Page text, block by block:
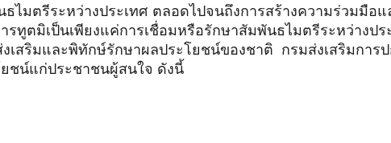
มตรีระหว่างประเทศ ตลอดไปจนถึงการสร้างความร่วมมือ
ทูตมิเป็นเพียงแค่การเชื่อมหรือรักษาสัมพันธไมตรีระหว่างปร
ริมและพิทักษ์รักษาผลประโยชน์ของชาติ กรมส่งเสริมการ
ชน์แก่ประชาชนผู้สนใจ ดังนี้